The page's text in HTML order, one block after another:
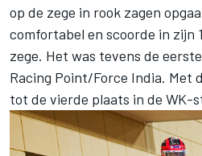
op de zege in rook zagen
comfortabel en scoorde in zijn
zege. Het was tevens de
Racing Point/Force India. Met
tot de vierde plaats in de WK-